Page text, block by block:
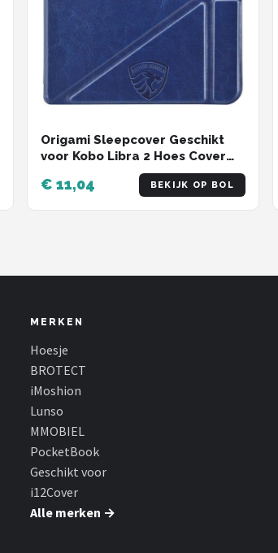
Origami Sleepcover Geschikt
voor Kobo Libra 2 Hoes Cover
Marine Blauw * - ereader hoesje
- cover
€ 11,04 BEKIJK OP BOL
MERKEN
Hoesje
BROTECT
iMoshion
Lunso
MMOBIEL
PocketBook
Geschikt voor
i12Cover
Alle merken →